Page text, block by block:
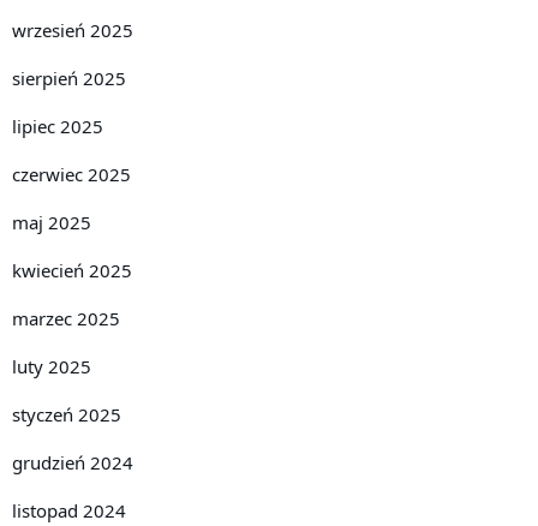
wrzesień 2025
sierpień 2025
lipiec 2025
czerwiec 2025
maj 2025
kwiecień 2025
marzec 2025
luty 2025
styczeń 2025
grudzień 2024
listopad 2024